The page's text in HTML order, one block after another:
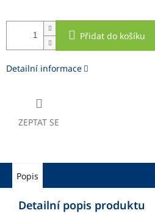
Přidat do košíku
Detailní informace
ZEPTAT SE
Popis
Detailní popis produktu